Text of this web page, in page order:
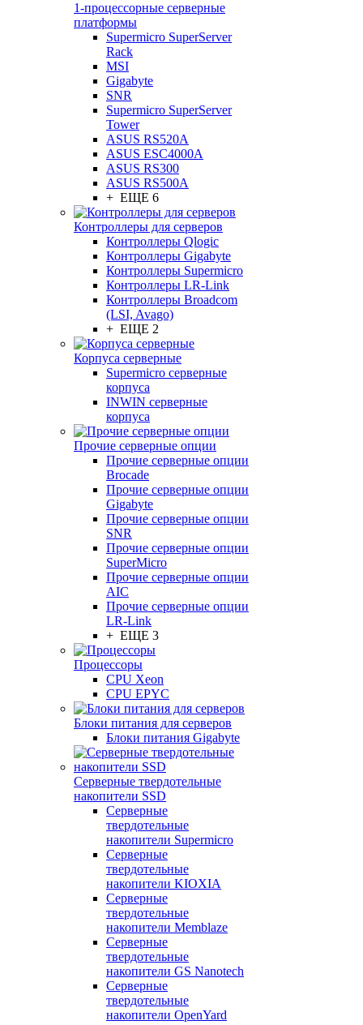
1-процессорные серверные
платформы
Supermicro SuperServer
Rack
MSI
Gigabyte
SNR
Supermicro SuperServer
Tower
ASUS RS520A
ASUS ESC4000A
ASUS RS300
ASUS RS500A
+ ЕЩЕ 6
Контроллеры для серверов
Контроллеры Qlogic
Контроллеры Gigabyte
Контроллеры Supermicro
Контроллеры LR-Link
Контроллеры Broadcom
(LSI, Avago)
+ ЕЩЕ 2
Корпуса серверные
Supermicro серверные
корпуса
INWIN серверные
корпуса
Прочие серверные опции
Прочие серверные опции
Brocade
Прочие серверные опции
Gigabyte
Прочие серверные опции
SNR
Прочие серверные опции
SuperMicro
Прочие серверные опции
AIC
Прочие серверные опции
LR-Link
+ ЕЩЕ 3
Процессоры
CPU Xeon
CPU EPYC
Блоки питания для серверов
Блоки питания Gigabyte
Серверные твердотельные
накопители SSD
Cерверные
твердотельные
накопители Supermicro
Cерверные
твердотельные
накопители KIOXIA
Cерверные
твердотельные
накопители Memblaze
Cерверные
твердотельные
накопители GS Nanotech
Серверные
твердотельные
накопители OpenYard